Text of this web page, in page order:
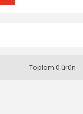
Toplam 0 ürün